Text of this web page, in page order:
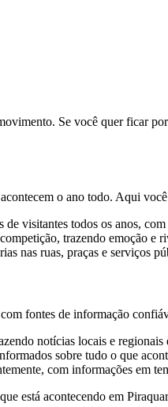
Se você quer ficar
o ano todo. Aqui
visitantes todos os anos,
trazendo emoção e
nas ruas, praças e serviços
fontes de informação
notícias locais e regionais
sobre tudo o que
com informações em
está acontecendo em